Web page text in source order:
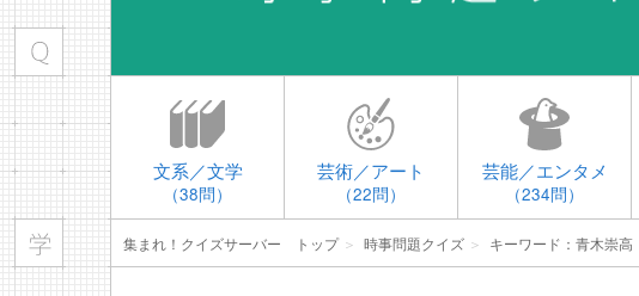
文系／文学
（38問）
芸術／アート
（22問）
芸能／エンタメ
（234問）
集まれ！クイズサーバー トップ＞ 時事問題クイズ ＞ キーワード：青木崇高